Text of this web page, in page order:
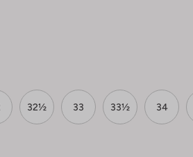
32½ 33 33½ 34